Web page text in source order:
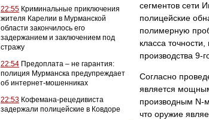
22:55 Криминальные приключения
жителя Карелии в Мурманской
области закончилось его
задержанием и заключением под
стражу
22:54 Предоплата – не гарантия:
полиция Мурманска предупреждает
об интернет-мошенниках
22:53 Кофемана-рецедивиста
задержали полицейские в Ковдоре
сегментов сети
полицейские
полимерную
класса
производства 9-
Согласно
является
производным N-
что оружие